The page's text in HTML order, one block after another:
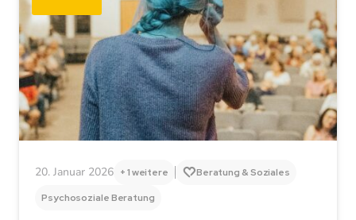
20. Januar 2026 + 1 weitere
Beratung & Soziales
Psychosoziale Beratung